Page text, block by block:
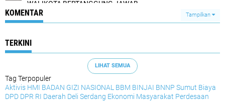
WALIKOTA BERTANGGUNG JAWAB
KOMENTAR Tampilkan
TERKINI
LIHAT SEMUA
Tag Terpopuler
Aktivis HMI BADAN GIZI NASIONAL BBM BINJAI BNNP Sumut Biaya
DPD DPR RI Daerah Deli Serdang Ekonomi Masyarakat Perdesaan